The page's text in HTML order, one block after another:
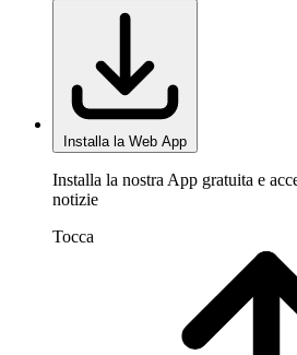
Installa la Web App
Installa la nostra App gratuita e
notizie
Tocca